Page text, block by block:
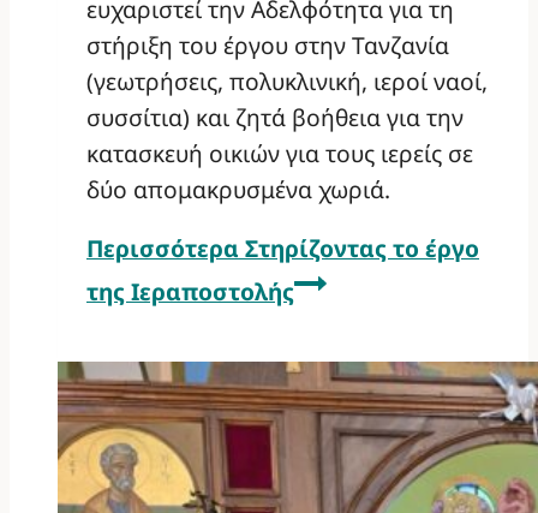
ευχαριστεί την Αδελφότητα για τη
στήριξη του έργου στην Τανζανία
(γεωτρήσεις, πολυκλινική, ιεροί ναοί,
συσσίτια) και ζητά βοήθεια για την
κατασκευή οικιών για τους ιερείς σε
δύο απομακρυσμένα χωριά.
Περισσότερα Στηρίζοντας το έργο
της Ιεραποστολής